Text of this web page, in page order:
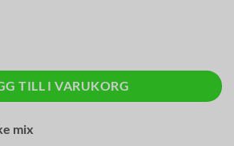
TILL I VARUKORG
mix